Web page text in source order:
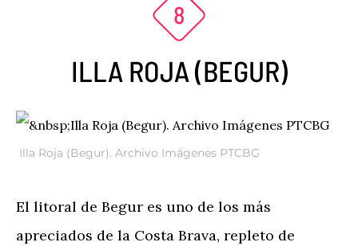
ILLA ROJA (BEGUR)
Illa Roja (Begur). Archivo Imágenes PTCBG
El litoral de Begur es uno de los más
apreciados de la Costa Brava, repleto de